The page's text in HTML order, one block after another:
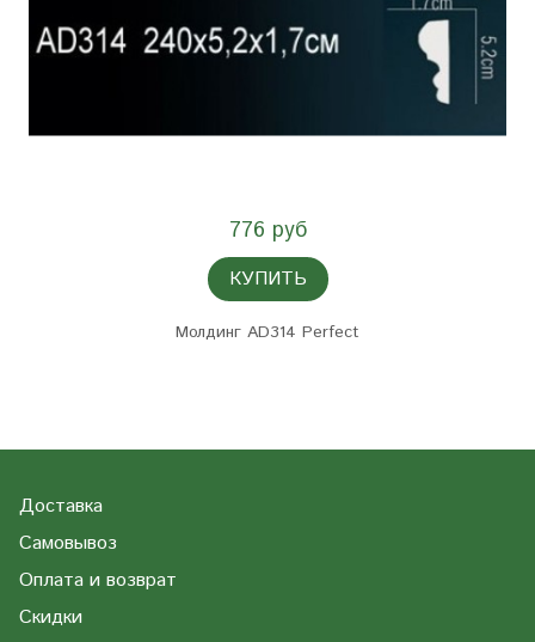
776 руб
КУПИТЬ
Молдинг AD314 Perfect
Доставка
Самовывоз
Оплата и возврат
Скидки